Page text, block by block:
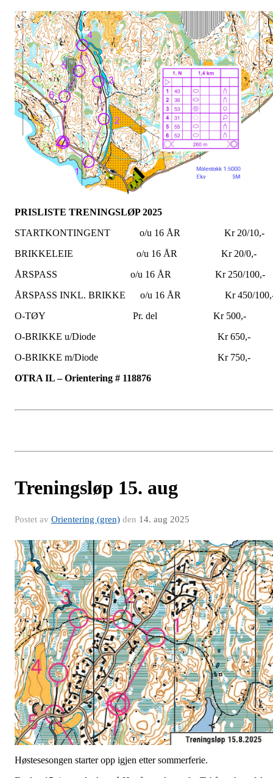
PRISLISTE TRENINGSLØP 2025
STARTKONTINGENT o/u 16 ÅR Kr 20/10,-
BRIKKELEIE o/u 16 ÅR Kr 20/0,-
ÅRSPASS o/u 16 ÅR Kr 250/100,-
ÅRSPASS INKL. BRIKKE o/u 16 ÅR Kr 450/
O-TØY Pr. del Kr 500,-
O-BRIKKE u/Diode Kr 650,-
O-BRIKKE m/Diode Kr 750,-
OTRA IL – Orientering # 118876
Treningsløp 15. aug
Postet av Orientering (gren) den 14. aug 2025
Høstesesongen starter opp igjen etter sommerferie.